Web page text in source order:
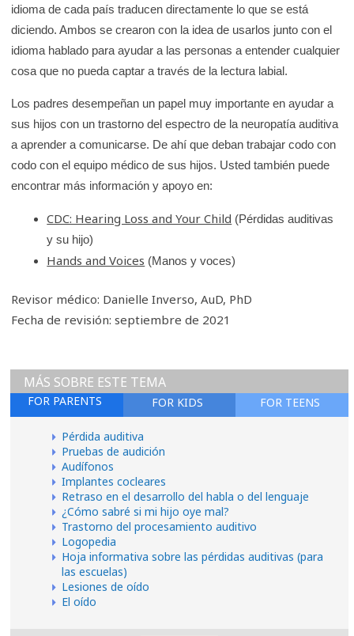
idioma de cada país traducen directamente lo que se está
diciendo. Ambos se crearon con la idea de usarlos junto con el
idioma hablado para ayudar a las personas a entender cualquier
cosa que no pueda captar a través de la lectura labial.
Los padres desempeñan un papel muy importante en ayudar a
sus hijos con un trastorno del espectro de la neuropatía auditiva
a aprender a comunicarse. De ahí que deban trabajar codo con
codo con el equipo médico de sus hijos. Usted también puede
encontrar más información y apoyo en:
CDC: Hearing Loss and Your Child (Pérdidas auditivas
y su hijo)
Hands and Voices (Manos y voces)
Revisor médico: Danielle Inverso, AuD, PhD
Fecha de revisión: septiembre de 2021
FOR TEENS
FOR KIDS
FOR PARENTS
MÁS SOBRE ESTE TEMA
Pérdida auditiva
Pruebas de audición
Audífonos
Implantes cocleares
Retraso en el desarrollo del habla o del lenguaje
¿Cómo sabré si mi hijo oye mal?
Trastorno del procesamiento auditivo
Logopedia
Hoja informativa sobre las pérdidas auditivas (para
las escuelas)
Lesiones de oído
El oído